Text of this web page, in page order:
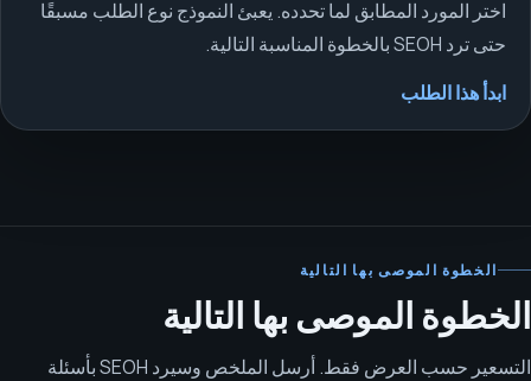
اختر المورد المطابق لما تحدده. يعبئ النموذج نوع الطلب مسبقًا
حتى ترد SEOH بالخطوة المناسبة التالية.
ابدأ هذا الطلب
الخطوة الموصى بها التالية
الخطوة الموصى بها التالية
التسعير حسب العرض فقط. أرسل الملخص وسيرد SEOH بأسئلة